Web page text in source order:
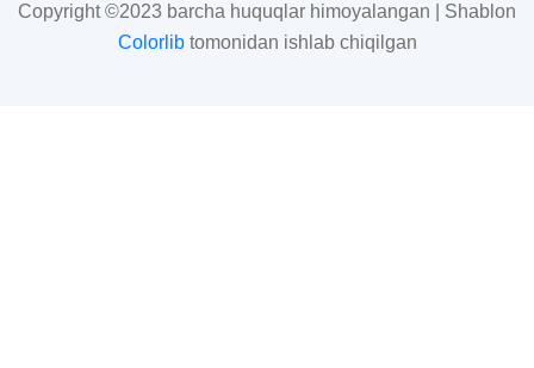
Copyright ©2023 barcha huquqlar himoyalangan | Shablon
Colorlibtomonidan ishlab chiqilgan